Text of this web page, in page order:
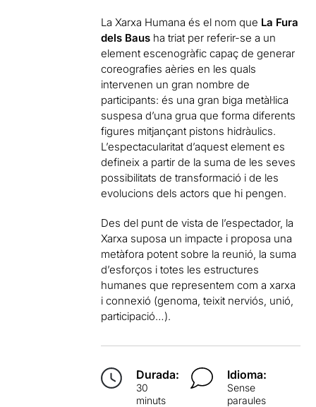
La Xarxa Humana és el nom que La Fura
dels Baus ha triat per referir-se a un
element escenogràfic capaç de generar
coreografies aèries en les quals
intervenen un gran nombre de
participants: és una gran biga metàl·lica
suspesa d’una grua que forma diferents
figures mitjançant pistons hidràulics.
L’espectacularitat d’aquest element es
defineix a partir de la suma de les seves
possibilitats de transformació i de les
evolucions dels actors que hi pengen.
Des del punt de vista de l’espectador, la
Xarxa suposa un impacte i proposa una
metàfora potent sobre la reunió, la suma
d’esforços i totes les estructures
humanes que representem com a xarxa
i connexió (genoma, teixit nerviós, unió,
participació…).
Durada:
30
minuts
Idioma:
Sense
paraules